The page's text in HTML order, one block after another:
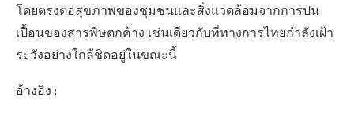
โดยตรงต่อสุขภาพของชุมชนและสิ่งแวดล้อมจากการปน
เปื้อนของสารพิษตกค้าง เช่นเดียวกับที่ทางการไทยกำลังเฝ้า
ระวังอย่างใกล้ชิดอยู่ในขณะนี้
อ้างอิง :